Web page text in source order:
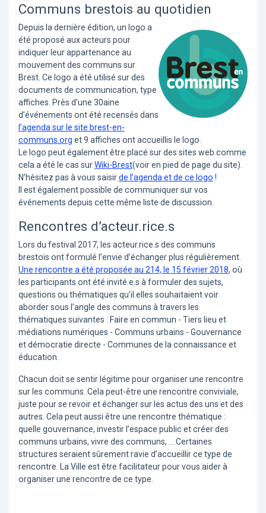
Communs brestois au quotidien
Depuis la dernière édition, un logo a
été proposé aux acteurs pour
indiquer leur appartenance au
mouvement des communs sur
Brest. Ce logo a été utilisé sur des
documents de communication, type
affiches. Près d’une 30aine
d’événements ont été recensés dans
l’agenda sur le site brest-en-
communs.org et 9 affiches ont accueillis le logo.
Le logo peut également être placé sur des sites web comme
cela a été le cas surWiki-Brest(voir en pied de page du site).
N’hésitez pas à vous saisirde l’agenda et de ce logo !
Il est également possible de communiquer sur vos
événements depuis cette même liste de discussion.
Rencontres d’acteur.rice.s
Lors du festival 2017, les acteur.rice.s des communs
brestois ont formulé l’envie d’échanger plus régulièrement.
Une rencontre a été proposée au 214, le 15 février 2018, où
les participants ont été invité.e.s à formuler des sujets,
questions ou thématiques qu’il.elles souhaitaient voir
aborder sous l’angle des communs à travers les
thématiques suivantes : Faire en commun - Tiers lieu et
médiations numériques - Communs urbains - Gouvernance
et démocratie directe - Communes de la connaissance et
éducation.
Chacun doit se sentir légitime pour organiser une rencontre
sur les communs. Cela peut-être une rencontre conviviale,
juste pour se revoir et échanger sur les actus des uns et des
autres. Cela peut aussi être une rencontre thématique :
quelle gouvernance, investir l’espace public et créer des
communs urbains, vivre des communs, … Certaines
structures seraient sûrement ravie d’accueillir ce type de
rencontre. La Ville est être facilitateur pour vous aider à
organiser une rencontre de ce type.